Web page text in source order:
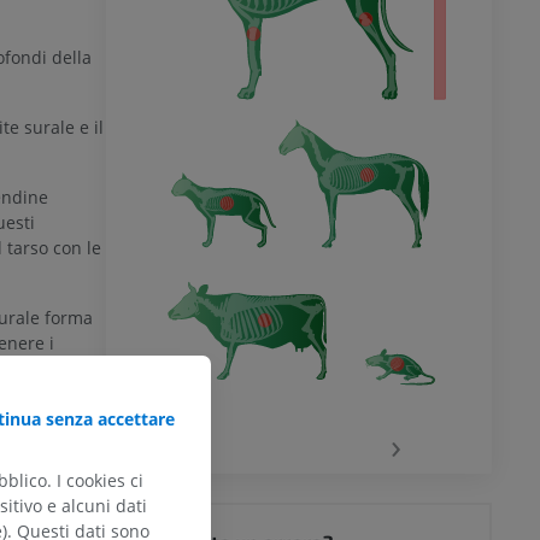
della
surale e il
con le
forma
i
›
senza accettare
I cookies ci
e alcuni dati
Questi dati sono